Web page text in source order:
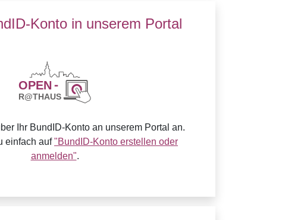
Konto in unserem Portal
Ihr BundID-Konto an unserem Portal an.
einfach auf"BundID-Konto erstellen oder
anmelden".